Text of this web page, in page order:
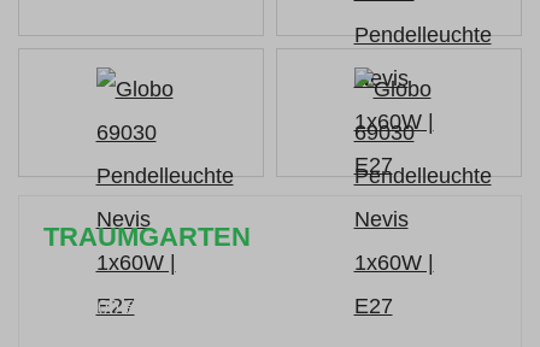
TRAUMGARTEN
über 400 €